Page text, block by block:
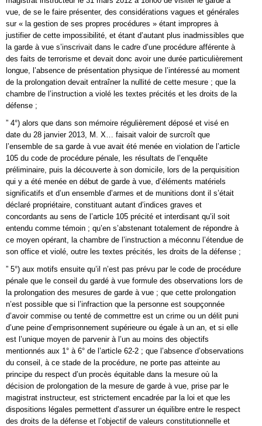
vue, de se le faire présenter, des considérations vagues et générales
sur « la gestion de ses propres procédures » étant impropres à
justifier de cette impossibilité, et étant d’autant plus inadmissibles que
la garde à vue s’inscrivait dans le cadre d’une procédure afférente à
des faits de terrorisme et devait donc avoir une durée particulièrement
longue, l’absence de présentation physique de l’intéressé au moment
de la prolongation devait entraîner la nullité de cette mesure ; que la
chambre de l’instruction a violé les textes précités et les droits de la
défense ;
” 4°) alors que dans son mémoire régulièrement déposé et visé en
date du 28 janvier 2013, M. X… faisait valoir de surcroît que
l’ensemble de sa garde à vue avait été menée en violation de l’article
105 du code de procédure pénale, les résultats de l’enquête
préliminaire, puis la découverte à son domicile, lors de la perquisition
qui y a été menée en début de garde à vue, d’éléments matériels
significatifs et d’un ensemble d’armes et de munitions dont il s’était
déclaré propriétaire, constituant autant d’indices graves et
concordants au sens de l’article 105 précité et interdisant qu’il soit
entendu comme témoin ; qu’en s’abstenant totalement de répondre à
ce moyen opérant, la chambre de l’instruction a méconnu l’étendue de
son office et violé, outre les textes précités, les droits de la défense ;
” 5°) aux motifs ensuite qu’il n’est pas prévu par le code de procédure
pénale que le conseil du gardé à vue formule des observations lors de
la prolongation des mesures de garde à vue ; que cette prolongation
n’est possible que si l’infraction que la personne est soupçonnée
d’avoir commise ou tenté de commettre est un crime ou un délit puni
d’une peine d’emprisonnement supérieure ou égale à un an, et si elle
est l’unique moyen de parvenir à l’un au moins des objectifs
mentionnés aux 1° à 6° de l’article 62-2 ; que l’absence d’observations
du conseil, à ce stade de la procédure, ne porte pas atteinte au
principe du respect d’un procès équitable dans la mesure où la
décision de prolongation de la mesure de garde à vue, prise par le
magistrat instructeur, est strictement encadrée par la loi et que les
dispositions légales permettent d’assurer un équilibre entre le respect
des droits de la défense et l’objectif de valeurs constitutionnelle et